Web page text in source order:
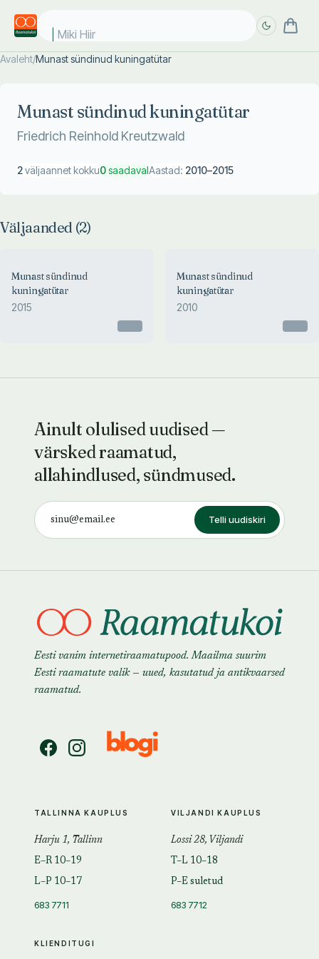
Miki Hiir
Avaleht/Munast sündinud kuningatütar
Munast sündinud kuningatütar
Friedrich Reinhold Kreutzwald
2väljaannet kokku0saadavalAastad: 2010–2015
Väljaanded (2)
Munast sündinud
kuningatütar
2015
Munast sündinud
kuningatütar
2010
Ainult olulised uudised —
värsked raamatud,
allahindlused, sündmused.
Telli uudiskiri
Eesti vanim internetiraamatupood. Maailma suurim
Eesti raamatute valik — uued, kasutatud ja antikvaarsed
raamatud.
KLIENDITUGI
TALLINNA KAUPLUS
Harju 1, Tallinn
E–R 10–19
L–P 10–17
683 7711
VILJANDI KAUPLUS
Lossi 28, Viljandi
T–L 10–18
P–E suletud
683 7712